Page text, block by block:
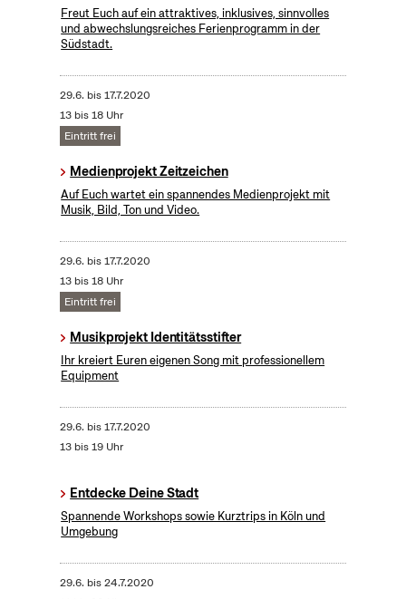
Freut Euch auf ein attraktives, inklusives, sinnvolles
und abwechslungsreiches Ferienprogramm in der
Südstadt.
29.6. bis17.7.2020
13 bis 18 Uhr
Eintritt frei
Medienprojekt Zeitzeichen
Auf Euch wartet ein spannendes Medienprojekt mit
Musik, Bild, Ton und Video.
29.6. bis17.7.2020
13 bis 18 Uhr
Eintritt frei
Musikprojekt Identitätsstifter
Ihr kreiert Euren eigenen Song mit professionellem
Equipment
29.6. bis17.7.2020
13 bis 19 Uhr
Entdecke Deine Stadt
Spannende Workshops sowie Kurztrips in Köln und
Umgebung
29.6. bis24.7.2020